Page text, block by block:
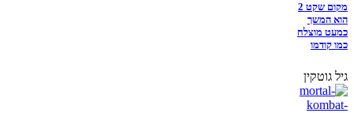
מקום שקט 2
הוא המשך
כמעט מוצלח
כמו קודמו
גיל גוטקין